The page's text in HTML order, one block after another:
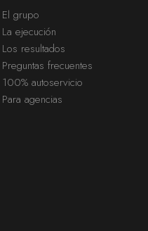
El grupo
La ejecución
Los resultados
Preguntas frecuentes
100% autoservicio
Para agencias